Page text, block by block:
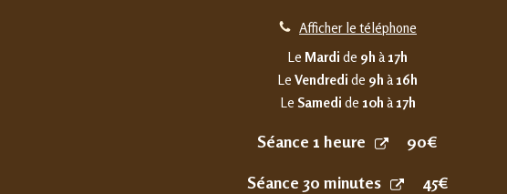
Afficher le téléphone
Le Mardi de 9h à17h
Le Vendredi de 9h à16h
Le Samedi de 10h à17h
Séance 1 heure 90€
Séance 30 minutes 45€